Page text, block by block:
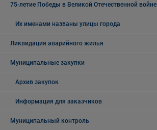
75-летие Победы в Великой Отечественной войне
Их именами названы улицы города
Ликвидация аварийного жилья
Муниципальные закупки
Архив закупок
Информация для заказчиков
Муниципальный контроль